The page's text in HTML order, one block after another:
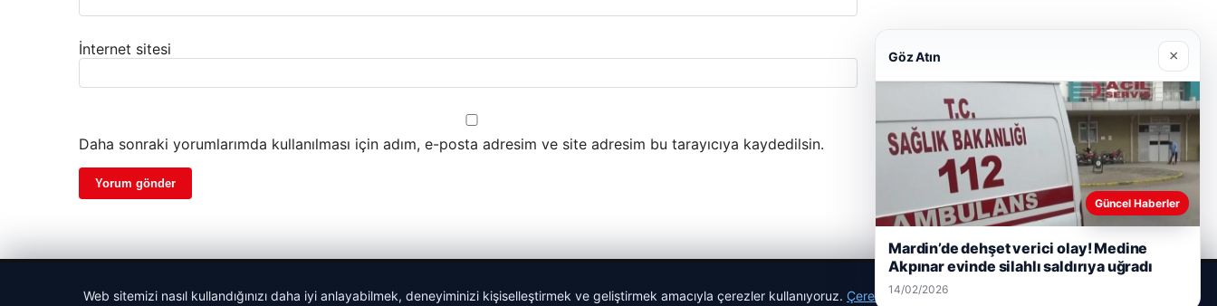
İnternet sitesi
Daha sonraki yorumlarımda kullanılması için adım, e-posta adresim ve site adresim bu tarayıcıya kaydedilsin.
Web sitemizi nasıl kullandığınızı daha iyi anlayabilmek, deneyiminizi kişiselleştirmek ve geliştirmek amacıyla çerezler kullanıyoruz. Çerez Politikamız
Göz Atın ×
Güncel Haberler
Mardin’de dehşet verici olay! Medine
Akpınar evinde silahlı saldırıya uğradı
14/02/2026